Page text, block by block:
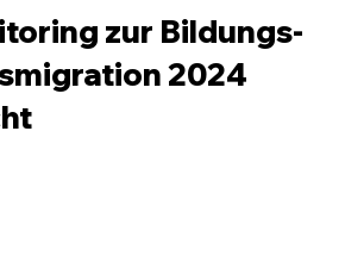
zur Bildungs-
2024